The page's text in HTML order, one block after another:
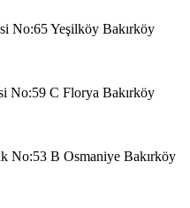
No:65 Yeşilköy Bakırköy
No:59 C Florya Bakırköy
No:53 B Osmaniye Bakırköy